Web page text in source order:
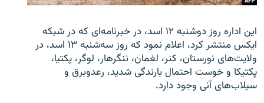
این اداره روز دوشنبه ۱۲ اسد، در خبرنامه‌ای که در شبکه
ایکس منتشر کرد، اعلام نمود که روز سه‌شنبه ۱۳ اسد، در
ولایت‌های نورستان، کنر، لغمان، ننگرهار، لوگر، پکتیا،
پکتیکا و خوست احتمال بارندگی شدید، رعدوبرق و
سیلاب‌های آنی وجود دارد.